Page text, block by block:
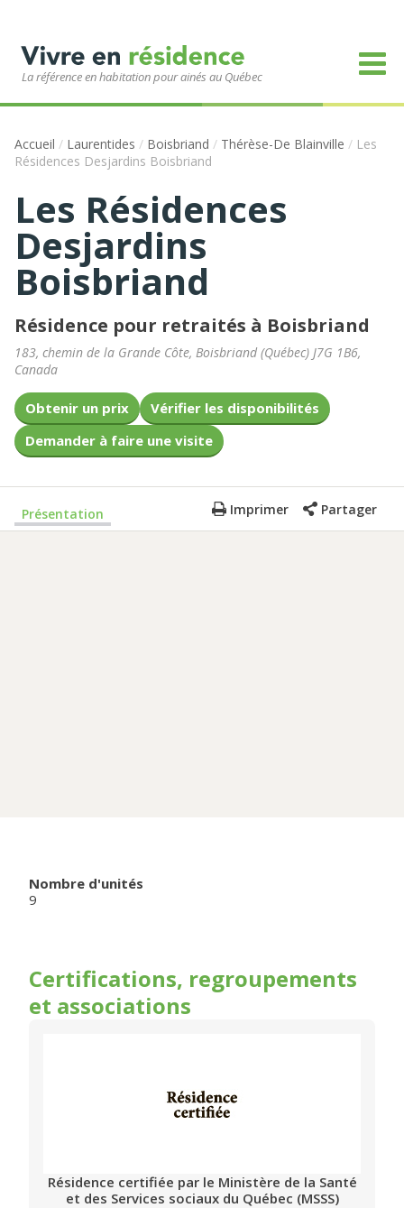
La référence en habitation pour ainés au Québec
Accueil / Laurentides / Boisbriand / Thérèse-De Blainville / Les
Résidences Desjardins Boisbriand
Les Résidences
Desjardins
Boisbriand
Résidence pour retraités à Boisbriand
183, chemin de la Grande Côte, Boisbriand(Québec) J7G 1B6,
Canada
Obtenir un prix
Vérifier les disponibilités
Demander à faire une visite
Présentation Imprimer Partager
Nombre d'unités
9
Certifications, regroupements
et associations
Résidence certifiée par le Ministère de la Santé
et des Services sociaux du Québec (MSSS)